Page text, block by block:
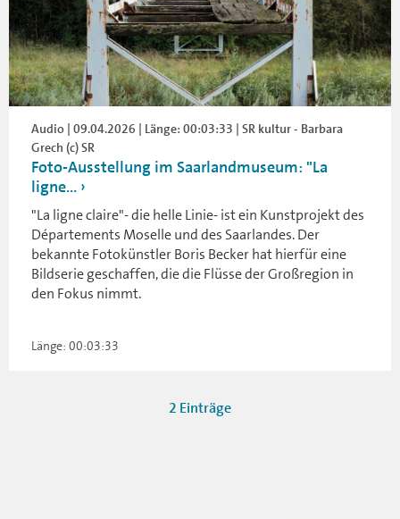
Audio | 09.04.2026 | Länge: 00:03:33 | SR kultur - Barbara
Grech (c) SR
Foto-Ausstellung im Saarlandmuseum: "La
ligne...
"La ligne claire"- die helle Linie- ist ein Kunstprojekt des
Départements Moselle und des Saarlandes. Der
bekannte Fotokünstler Boris Becker hat hierfür eine
Bildserie geschaffen, die die Flüsse der Großregion in
den Fokus nimmt.
Länge: 00:03:33
2 Einträge